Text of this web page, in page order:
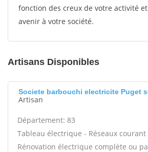
fonction des creux de votre activité
avenir à votre société.
Artisans Disponibles
Societe barbouchi electricite Puget
Artisan
Département: 83
Tableau électrique - Réseaux
Rénovation électrique complète ou